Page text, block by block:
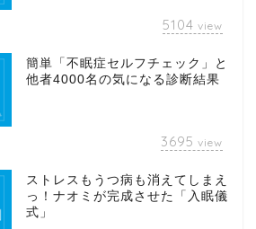
5104 view
簡単「不眠症セルフチェック」と
他者4000名の気になる診断結果
3695 view
ストレスもうつ病も消えてしまえ
っ！ナオミが完成させた「入眠儀
式」